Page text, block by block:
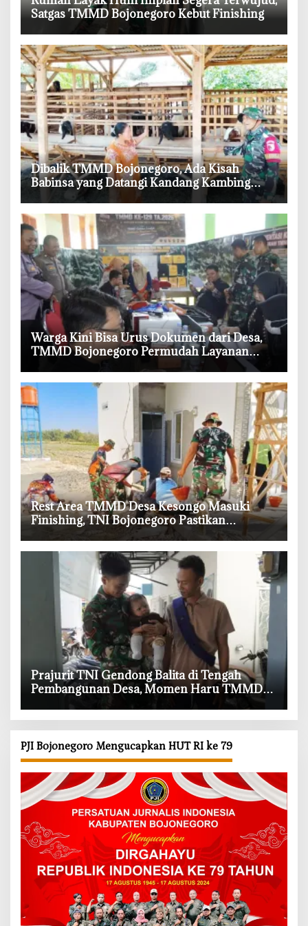
Satgas TMMD Bojonegoro Kebut Finishing
‎Dibalik TMMD Bojonegoro, Ada Kisah
Babinsa yang Datangi Kandang Kambing
Demi Dengar Keluh Warga
‎Warga Kini Bisa Urus Dokumen dari Desa,
TMMD Bojonegoro Permudah Layanan
Adminduk
‎Rest Area TMMD Desa Kesongo Masuki
Finishing, TNI Bojonegoro Pastikan
Bangunan Kokoh dan Nyaman
‎Prajurit TNI Gendong Balita di Tengah
Pembangunan Desa, Momen Haru TMMD
PJI Bojonegoro Mengucapkan HUT RI ke 79